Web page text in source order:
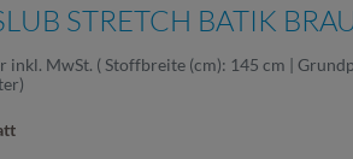
STRETCH BATIK
inkl. MwSt. ( Stoffbreite (cm): 145 cm |
)